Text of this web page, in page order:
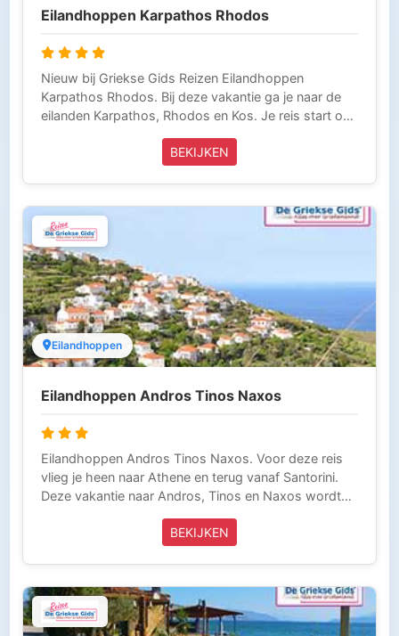
Eilandhoppen Karpathos Rhodos
Nieuw bij Griekse Gids Reizen Eilandhoppen
Karpathos Rhodos. Bij deze vakantie ga je naar de
eilanden Karpathos, Rhodos en Kos. Je reis start op
eiland Kos waarvan je terug zult vliegen. Deze reis
verzorgd door Griekse Gids Reizen en is inclusief
vliegtickets, verblijf en taxi-transfers. Griekse Gids
Reizen is aangesloten bij ANVR, SGR en het
Calamiteitenfonds. Wij zijn voor onze klanten die in
Griekenland zijn 24 uur per dag bereikbaar (Tel 0031-
343-218014) en laten niets over aan het toeval. Zo
kun je zorgeloos op vakantie.
BEKIJKEN
Eilandhoppen
Eilandhoppen Andros Tinos Naxos
Eilandhoppen Andros Tinos Naxos. Voor deze reis
vlieg je heen naar Athene en terug vanaf Santorini.
Deze vakantie naar Andros, Tinos en Naxos wordt
inclusief vliegtickets, verblijf, vier bootovertochten en
Eindhoven, Brussel en Düsseldorf aanbieden Griekse
Gids Reizen is aangesloten bij de ANVR, SGR en het
Calamiteitenfonds. Wij zijn voor onze klanten die in
BEKIJKEN